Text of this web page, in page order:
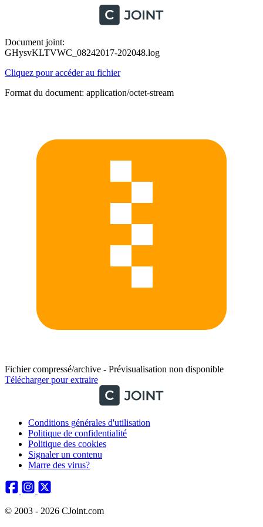
Document joint:
GHysvKLTVWC_08242017-202048.log
Cliquez pour accéder au fichier
Format du document: application/octet-stream
Fichier compressé/archive - Prévisualisation non disponible
Télécharger pour extraire
Conditions générales d'utilisation
Politique de confidentialité
Politique des cookies
Signaler un contenu
Marre des virus?
© 2003 - 2026 CJoint.com